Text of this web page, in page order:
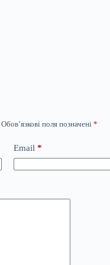
Обов’язкові поля позначені *
Email *